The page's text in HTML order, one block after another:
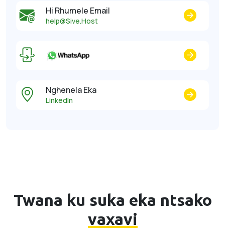
Hi Rhumele Email
help@Sive.Host
Nghenela Eka
LinkedIn
Twana ku suka eka ntsako
vaxavi